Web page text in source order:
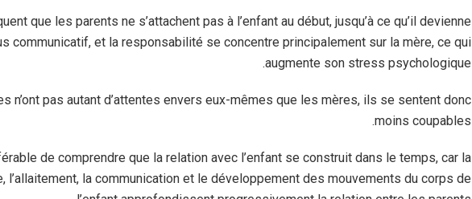
que les parents ne s’attachent pas à l’enfant au début, jusqu’à ce qu’il devienne
communicatif, et la responsabilité se concentre principalement sur la mère, ce qui
augmente son stress psychologique.
n’ont pas autant d’attentes envers eux-mêmes que les mères, ils se sentent donc
moins coupables.
de comprendre que la relation avec l’enfant se construit dans le temps, car la
l’allaitement, la communication et le développement des mouvements du corps de